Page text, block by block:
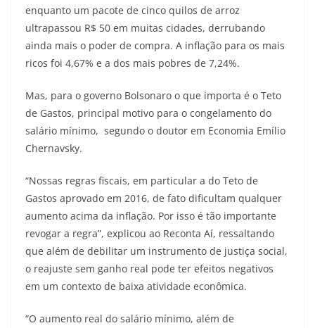
enquanto um pacote de cinco quilos de arroz
ultrapassou R$ 50 em muitas cidades, derrubando
ainda mais o poder de compra. A inflação para os mais
ricos foi 4,67% e a dos mais pobres de 7,24%.
Mas, para o governo Bolsonaro o que importa é o Teto
de Gastos, principal motivo para o congelamento do
salário mínimo, segundo o doutor em Economia Emílio
Chernavsky.
“Nossas regras fiscais, em particular a do Teto de
Gastos aprovado em 2016, de fato dificultam qualquer
aumento acima da inflação. Por isso é tão importante
revogar a regra”, explicou ao Reconta Aí, ressaltando
que além de debilitar um instrumento de justiça social,
o reajuste sem ganho real pode ter efeitos negativos
em um contexto de baixa atividade econômica.
“O aumento real do salário mínimo, além de